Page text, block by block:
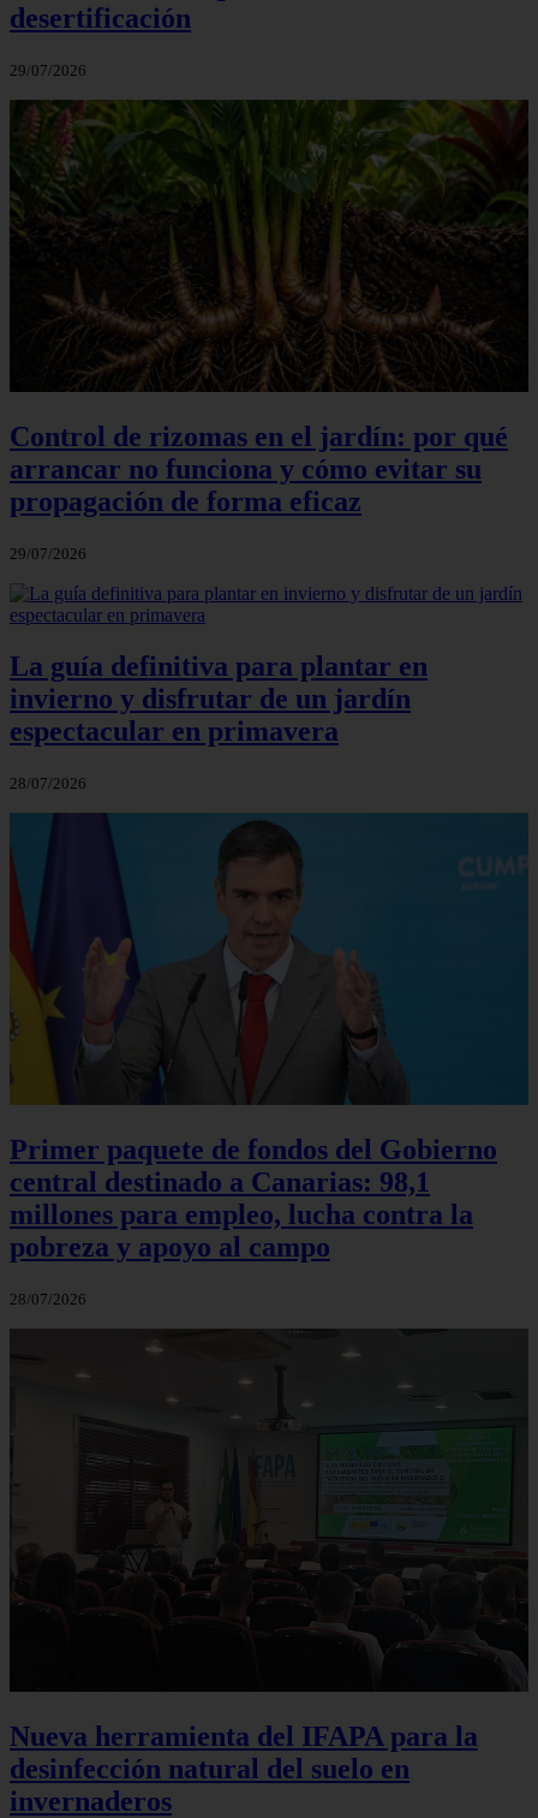
desertificación
29/07/2026
Control de rizomas en el jardín: por qué
arrancar no funciona y cómo evitar su
propagación de forma eficaz
29/07/2026
La guía definitiva para plantar en
invierno y disfrutar de un jardín
espectacular en primavera
28/07/2026
Primer paquete de fondos del Gobierno
central destinado a Canarias: 98,1
millones para empleo, lucha contra la
pobreza y apoyo al campo
28/07/2026
Nueva herramienta del IFAPA para la
desinfección natural del suelo en
invernaderos